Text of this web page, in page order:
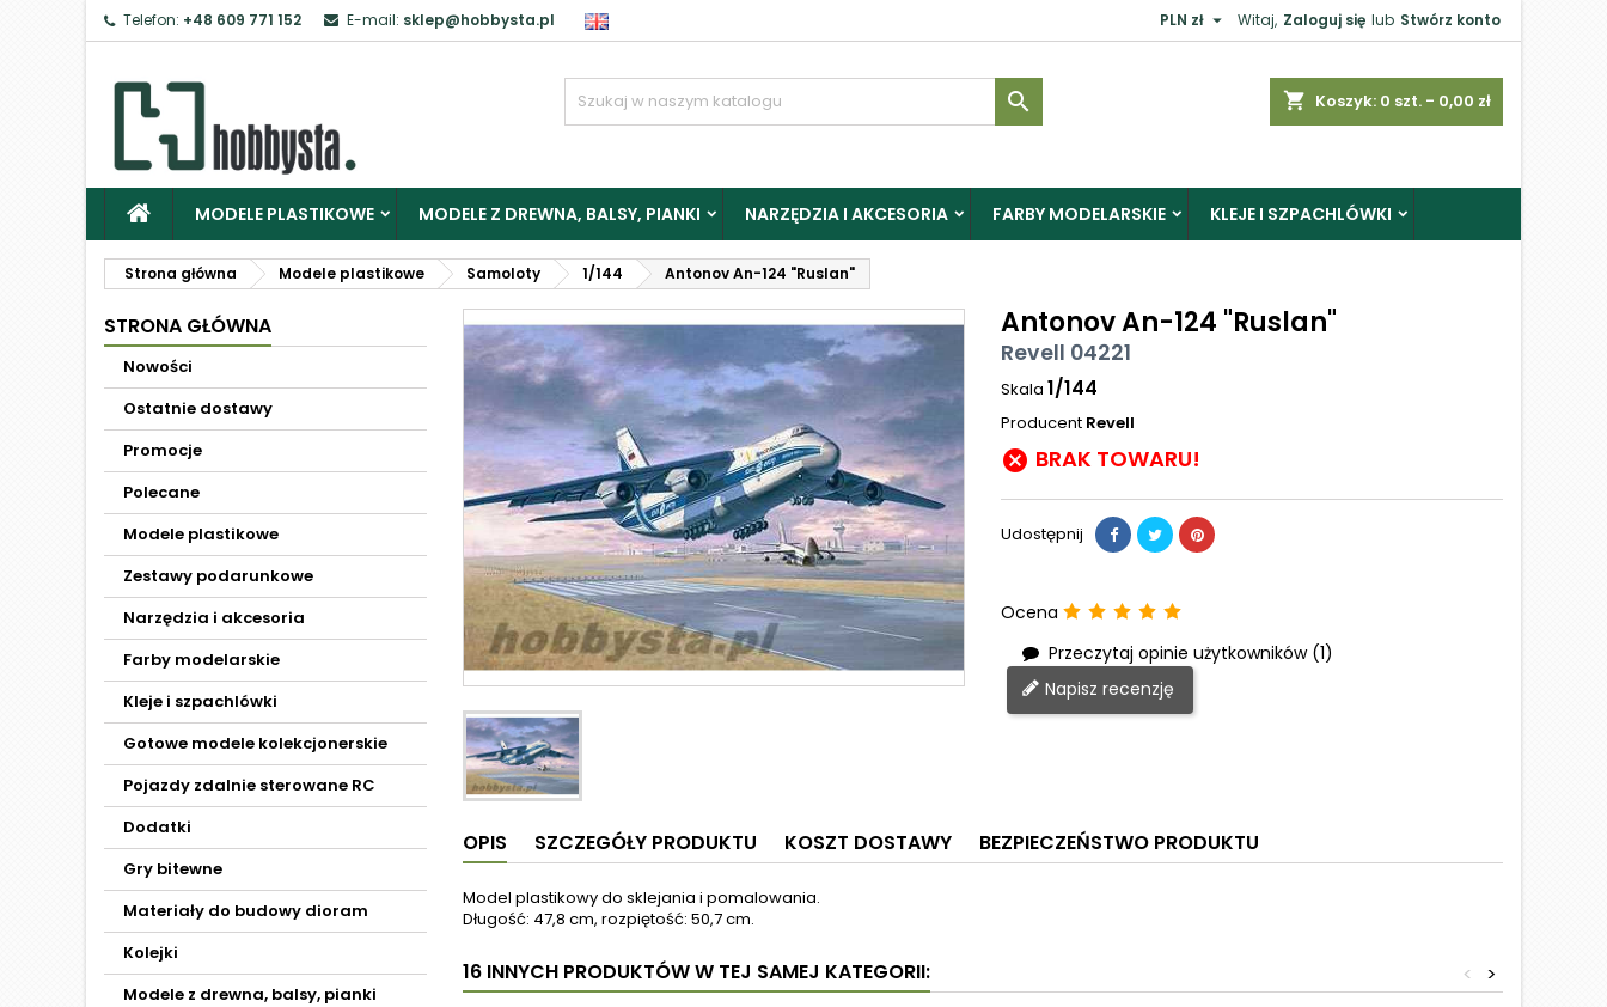
Telefon: +48 609 771 152 E-mail: sklep@hobbysta.pl Witaj, Zaloguj się lub Stwórz konto
PLN zł 
shopping_cart Koszyk: 0 szt. - 0,00 zł

MODELE PLASTIKOWE MODELE Z DREWNA, BALSY, PIANKI NARZĘDZIA I AKCESORIA FARBY MODELARSKIE KLEJE I SZPACHLÓWKI
Strona główna Modele plastikowe Samoloty 1/144 Antonov An-124 "Ruslan"
STRONA GŁÓWNA
Nowości
Ostatnie dostawy
Promocje
Polecane
Modele plastikowe
Zestawy podarunkowe
Narzędzia i akcesoria
Farby modelarskie
Kleje i szpachlówki
Gotowe modele kolekcjonerskie
Pojazdy zdalnie sterowane RC
Dodatki
Gry bitewne
Materiały do budowy dioram
Kolejki
Modele z drewna, balsy, pianki
Antonov An-124 "Ruslan"
Revell 04221
Skala 1/144
Producent Revell
 BRAK TOWARU!
Udostępnij
Ocena
Przeczytaj opinie użytkowników (1)
Napisz recenzję
OPIS SZCZEGÓŁY PRODUKTU KOSZT DOSTAWY BEZPIECZEŃSTWO PRODUKTU
Model plastikowy do sklejania i pomalowania.
Długość: 47,8 cm, rozpiętość: 50,7 cm.
16 INNYCH PRODUKTÓW W TEJ SAMEJ KATEGORII: >
<